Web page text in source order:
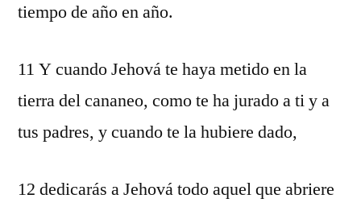
tiempo de año en año.
11 Y cuando Jehová te haya metido en la
tierra del cananeo, como te ha jurado a ti y a
tus padres, y cuando te la hubiere dado,
12 dedicarás a Jehová todo aquel que abriere